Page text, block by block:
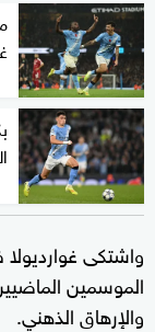
واشتكى
الموسمين
والإرهاق الذهني.